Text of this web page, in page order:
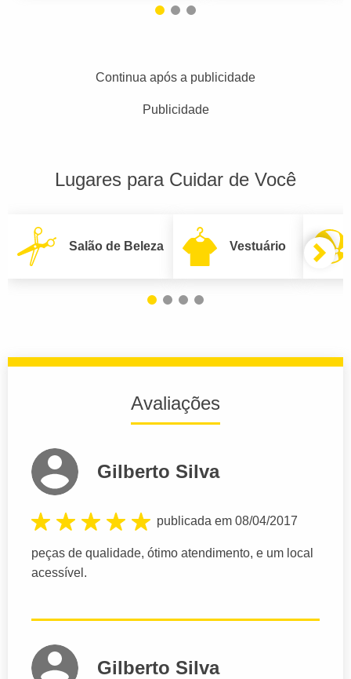
Continua após a publicidade
Publicidade
Lugares para Cuidar de Você
Salão de Beleza Vestuário
Avaliações
Gilberto Silva
publicada em 08/04/2017
peças de qualidade, ótimo atendimento, e um local
acessível.
Gilberto Silva